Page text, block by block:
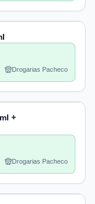
Drogarias Pacheco
+
Drogarias Pacheco